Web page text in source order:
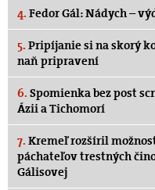
4. Fedor Gál: Nádych –
5. Pripíjanie si na skorý
naň pripravení
6. Spomienka bez post
Ázii a Tichomorí
7. Kremeľ rozšíril
páchateľov trestných
Gálisovej